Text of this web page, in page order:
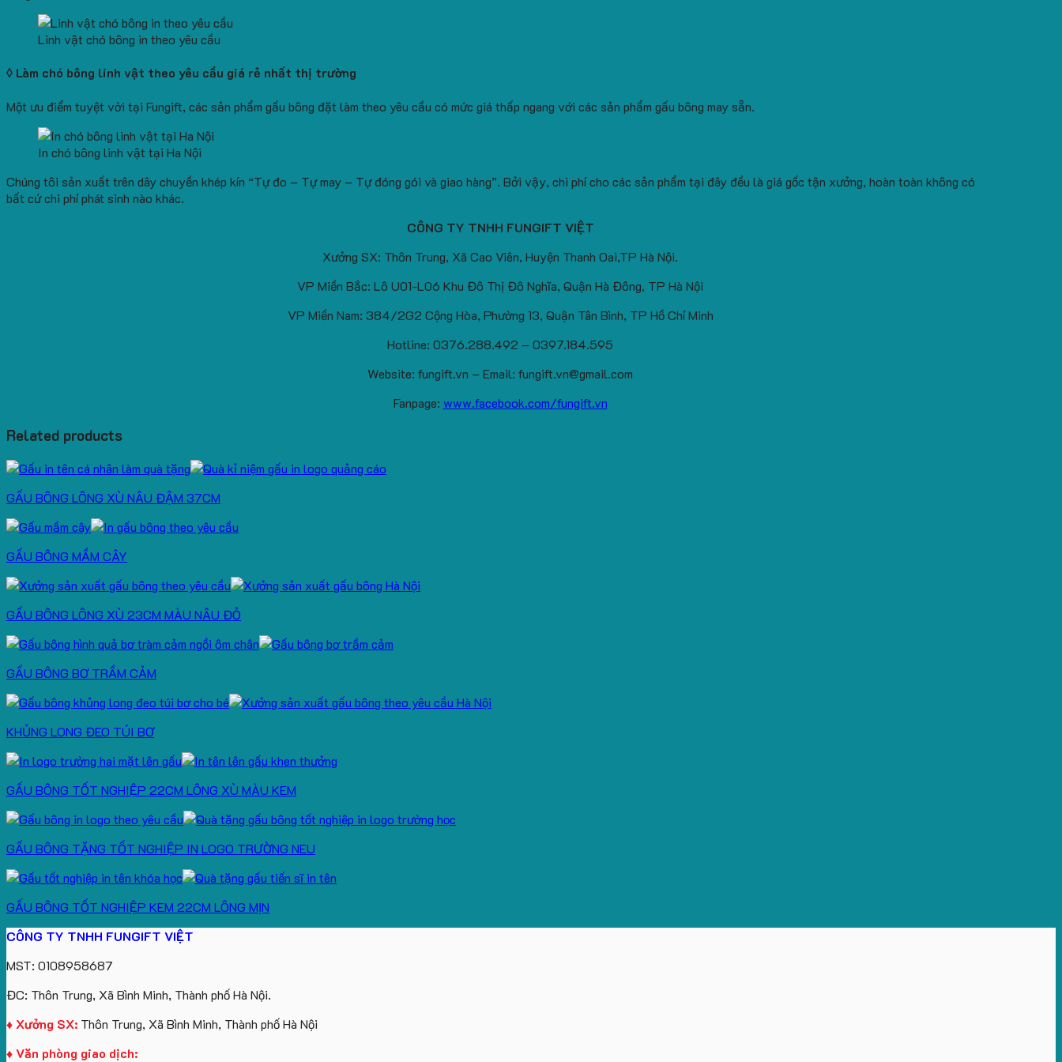
Linh vật chó bông in theo yêu cầu
◊ Làm chó bông linh vật theo yêu cầu giá rẻ nhất thị trường
Một ưu điểm tuyệt vời tại Fungift, các sản phẩm gấu bông đặt làm theo yêu cầu có mức giá thấp ngang với các sản phẩm gấu bông may sẵn.
In chó bông linh vật tại Ha Nội
Chúng tôi sản xuất trên dây chuyền khép kín “Tự đo – Tự may – Tự đóng gói và giao hàng”. Bởi vậy, chi phí cho các sản phẩm tại đây đều là giá gốc tận xưởng, hoàn toàn không có
bất cứ chi phí phát sinh nào khác.
CÔNG TY TNHH FUNGIFT VIỆT
Xưởng SX: Thôn Trung, Xã Cao Viên, Huyện Thanh Oai,TP Hà Nội.
VP Miền Bắc: Lô U01-L06 Khu Đô Thị Đô Nghĩa, Quận Hà Đông, TP Hà Nội
VP Miền Nam: 384/2G2 Cộng Hòa, Phường 13, Quận Tân Bình, TP Hồ Chí Minh
Hotline: 0376.288.492 – 0397.184.595
Website: fungift.vn – Email: fungift.vn@gmail.com
Fanpage: www.facebook.com/fungift.vn
Related products
GẤU BÔNG LÔNG XÙ NÂU ĐẬM 37CM
GẤU BÔNG MẦM CÂY
GẤU BÔNG LÔNG XÙ 23CM MÀU NÂU ĐỎ
GẤU BÔNG BƠ TRẦM CẢM
KHỦNG LONG ĐEO TÚI BƠ
GẤU BÔNG TỐT NGHIỆP 22CM LÔNG XÙ MÀU KEM
GẤU BÔNG TẶNG TỐT NGHIỆP IN LOGO TRƯỜNG NEU
GẤU BÔNG TỐT NGHIỆP KEM 22CM LÔNG MỊN
CÔNG TY TNHH FUNGIFT VIỆT
MST: 0108958687
ĐC: Thôn Trung, Xã Bình Minh, Thành phố Hà Nội.
♦ Xưởng SX: Thôn Trung, Xã Bình Minh, Thành phố Hà Nội
♦ Văn phòng giao dịch: